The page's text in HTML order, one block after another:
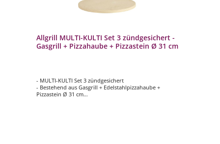
Allgrill MULTI-KULTI Set 3 zündgesichert -
Gasgrill + Pizzahaube + Pizzastein Ø 31 cm
- MULTI-KULTI Set 3 zündgesichert
- Bestehend aus Gasgrill + Edelstahlpizzahaube +
Pizzastein Ø 31 cm